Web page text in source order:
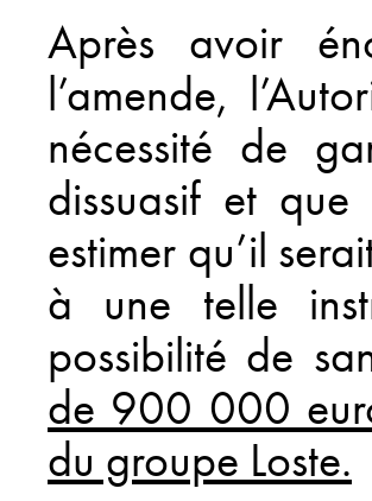
Après avoir
l’amende,
nécessité de
dissuasif et
estimer qu’il
à une telle
possibilité de
de 900 000
du groupe Loste.